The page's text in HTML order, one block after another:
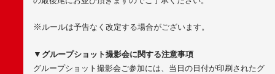
※ ルールは予告なく改定する場合がございます。
▼ グループショット撮影会に関する注意事項
グループショット撮影会ご参加には、当日の日付が印刷されたグ